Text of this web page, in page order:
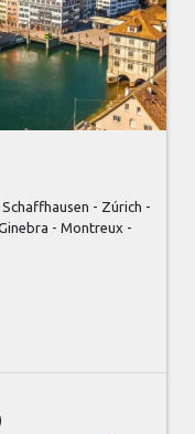
- Zúrich -
- Montreux -